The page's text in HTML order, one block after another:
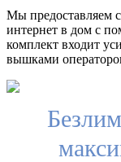
Мы предоставляем
интернет в дом с
комплект входит
вышками